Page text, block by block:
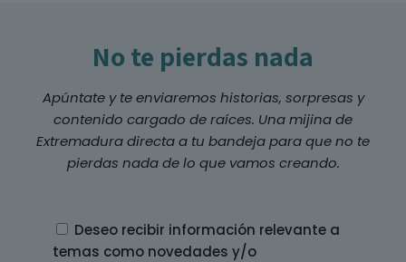
No te pierdas nada
Apúntate y te enviaremos historias, sorpresas y
contenido cargado de raíces. Una mijina de
Extremadura directa a tu bandeja para que no te
pierdas nada de lo que vamos creando.
Deseo recibir información relevante a
temas como novedades y/o